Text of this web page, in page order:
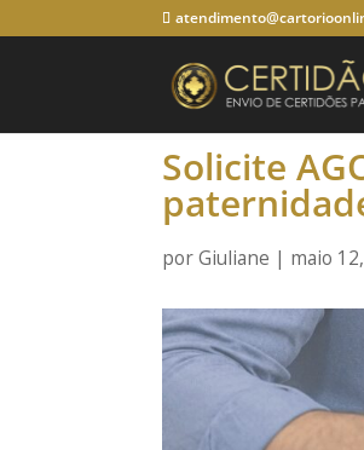
Solicite
porGiuliane | maio